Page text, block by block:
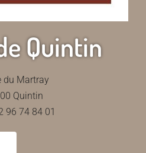
Quintin
du Martray
Quintin
96 74 84 01